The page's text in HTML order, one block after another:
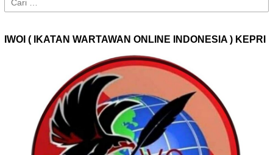
untuk:
IWOI ( IKATAN WARTAWAN ONLINE INDONESIA ) KEPRI